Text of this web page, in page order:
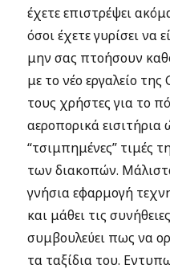
έχετε επιστρέψει
όσοι έχετε γυρίσει να
μην σας πτοήσουν
με το νέο εργαλείο
τους χρήστες για το
αεροπορικά
“τσιμπημένες” τιμές
των διακοπών.
γνήσια εφαρμογή
και μάθει τις
συμβουλεύει πως να
τα ταξίδια του.